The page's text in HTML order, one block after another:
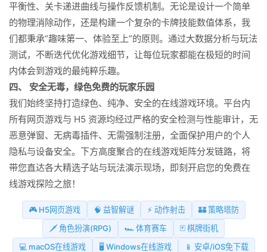
平衡性、关卡递进曲线与操作反馈机制。无论是设计一个简单
的物理消除动作，还是构建一个复杂的卡牌技能数值体系，我
们都秉承“趣味第一、体验至上”的原则。通过大数据分析与玩法
测试，不断迭代优化游戏细节，让每位玩家都能在极短的时间
内体会到游戏的最纯粹乐趣。
四、 安全无毒，绿色免费的玩家乐园
我们始终坚持打造绿色、纯净、安全的在线游戏环境。平台内
所有网页游戏与 H5 资源均经过严格的安全检测与性能审计，无
恶意弹窗、无病毒插件、无需强制注册，全面保护用户的个人
隐私与设备安全。下方高度聚合的在线游戏矩阵分发链路，将
带您直达各大精选子站与玩法演示现场，即刻开启您的免费在
线游戏探险之旅！
🎮 H5网页游戏 🧠 益智解谜 ⚡ 动作射击
🏰 策略塔防
🗡️ 角色扮演(RPG)
🏎️ 体育赛车
🃏 棋牌街机
💻 macOS在线游戏
🖥️ Windows在线游戏
📱 安卓/iOS免下载